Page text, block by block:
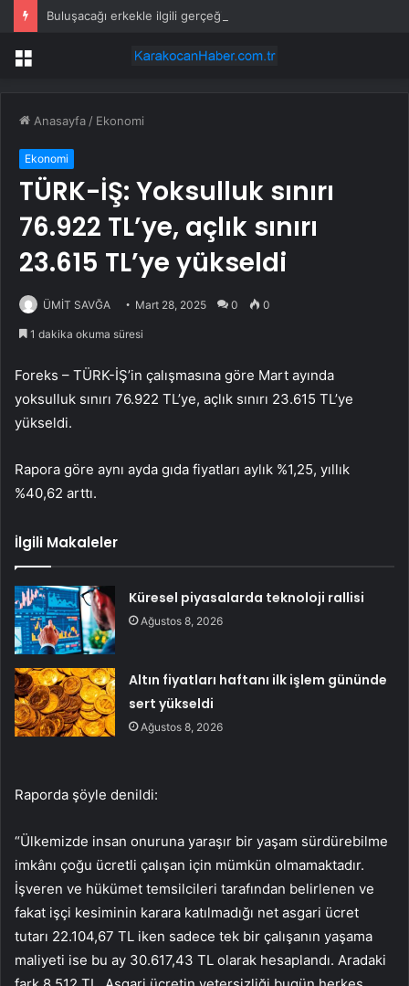
Menü
Anasayfa / Ekonomi
Ekonomi
TÜRK-İŞ: Yoksulluk sınırı
76.922 TL’ye, açlık sınırı
23.615 TL’ye yükseldi
ÜMİT SAVĞA Mart 28, 2025 0 0
1 dakika okuma süresi
Foreks – TÜRK-İŞ’in çalışmasına göre Mart ayında
yoksulluk sınırı 76.922 TL’ye, açlık sınırı 23.615 TL’ye
yükseldi.
Rapora göre aynı ayda gıda fiyatları aylık %1,25, yıllık
%40,62 arttı.
İlgili Makaleler
Küresel piyasalarda teknoloji rallisi
Ağustos 8, 2026
Altın fiyatları haftanı ilk işlem gününde
sert yükseldi
Ağustos 8, 2026
Raporda şöyle denildi:
“Ülkemizde insan onuruna yaraşır bir yaşam sürdürebilme
imkânı çoğu ücretli çalışan için mümkün olmamaktadır.
İşveren ve hükümet temsilcileri tarafından belirlenen ve
fakat işçi kesiminin karara katılmadığı net asgari ücret
tutarı 22.104,67 TL iken sadece tek bir çalışanın yaşama
maliyeti ise bu ay 30.617,43 TL olarak hesaplandı. Aradaki